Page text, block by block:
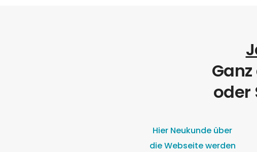
oder
Hier Neukunde über
die Webseite werden